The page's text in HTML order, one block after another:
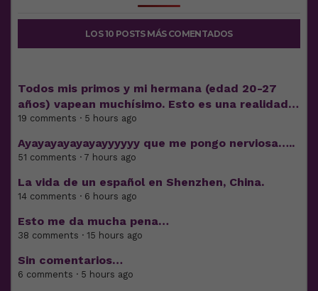
LOS 10 POSTS MÁS COMENTADOS
Todos mis primos y mi hermana (edad 20-27
años) vapean muchísimo. Esto es una realidad…
19 comments · 5 hours ago
Ayayayayayayayyyyyy que me pongo nerviosa…..
51 comments · 7 hours ago
La vida de un español en Shenzhen, China.
14 comments · 6 hours ago
Esto me da mucha pena…
38 comments · 15 hours ago
Sin comentarios…
6 comments · 5 hours ago